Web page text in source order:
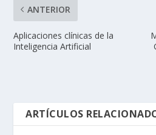
ANTERIOR
Aplicaciones clínicas de la
Inteligencia Artificial
ARTÍCULOS